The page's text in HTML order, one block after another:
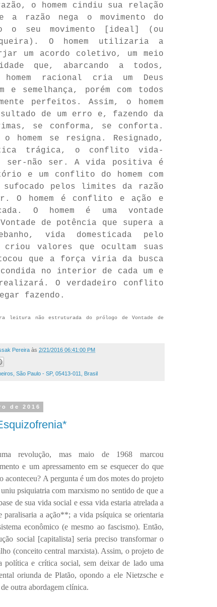
o homem cindiu sua relação
a razão nega o movimento do
o seu movimento [ideal] (ou
O homem utilizaria a
um acordo coletivo, um meio
que, abarcando a todos,
racional cria um Deus
e semelhança, porém com todos
perfeitos. Assim, o homem
de um erro e, fazendo da
se conforma, se conforta.
homem se resigna. Resignado,
trágica, o conflito vida-
ser-não ser. A vida positiva é
e um conflito do homem com
pelos limites da razão
O homem é conflito e ação e
O homem é uma vontade
de potência que supera a
vida domesticada pelo
criou valores que ocultam suas
que a força viria da busca
no interior de cada um e
realizará. O verdadeiro conflito
fazendo.
leitura não estruturada do prólogo de Vontade de
Pereira às 2/21/2016 06:41:00 PM
São Paulo - SP, 05413-011, Brasil
de 2016
revolução, mas maio de 1968 marcou
e um apressamento em se esquecer do que
aconteceu? A pergunta é um dos motes do projeto
psiquiatria com marxismo no sentido de que a
de sua vida social e essa vida estaria atrelada a
paralisaria a ação**; a vida psíquica se orientaria
econômico (e mesmo ao fascismo). Então,
social [capitalista] seria preciso transformar o
(conceito central marxista). Assim, o projeto de
política e crítica social, sem deixar de lado uma
oriunda de Platão, opondo a ele Nietzsche e
outra abordagem clínica.